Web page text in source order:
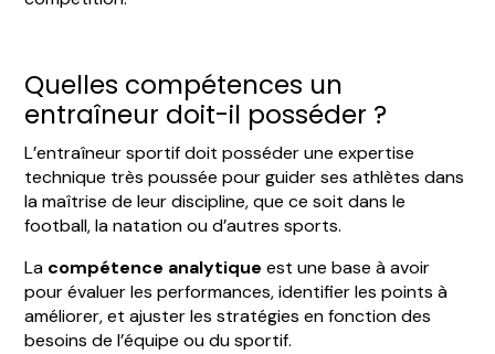
Quelles compétences un
entraîneur doit-il posséder ?
L’entraîneur sportif doit posséder une expertise
technique très poussée pour guider ses athlètes dans
la maîtrise de leur discipline, que ce soit dans le
football, la natation ou d’autres sports.
La compétence analytiqueest une base à avoir
pour évaluer les performances, identifier les points à
améliorer, et ajuster les stratégies en fonction des
besoins de l’équipe ou du sportif.